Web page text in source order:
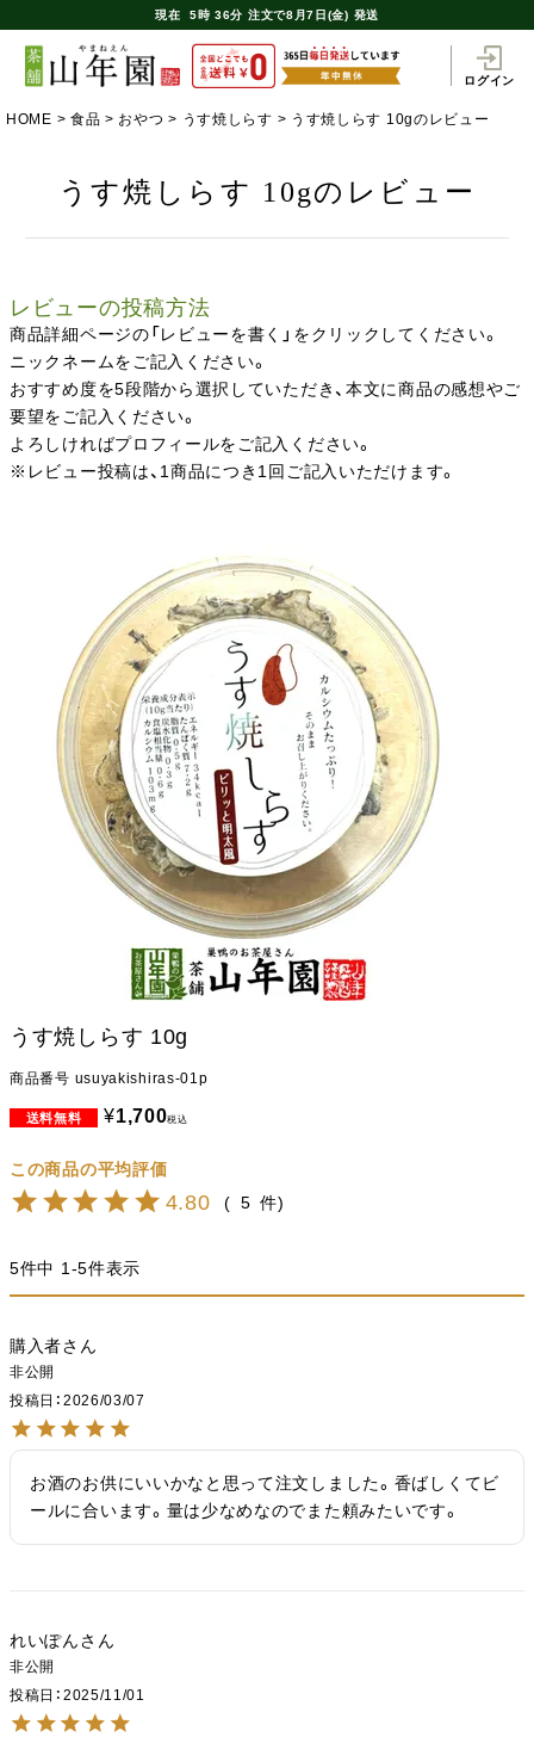
現在 5時 36分 注文で8月7日(金) 発送
ログイン
HOME 食品 おやつ うす焼しらす うす焼しらす 10gのレビュー
うす焼しらす 10gのレビュー
レビューの投稿方法
商品詳細ページの「レビューを書く」をクリックしてください。
ニックネームをご記入ください。
おすすめ度を5段階から選択していただき、本文に商品の感想やご
要望をご記入ください。
よろしければプロフィールをご記入ください。
※レビュー投稿は、1商品につき1回ご記入いただけます。
うす焼しらす 10g
商品番号 usuyakishiras-01p
¥1,700税込
4.80 5
5件中 1-5件表示
購入者
非公開
投稿日
2026/03/07
お酒のお供にいいかなと思って注文しました。香ばしくてビ
ールに合います。量は少なめなのでまた頼みたいです。
れいぽん
非公開
投稿日
2025/11/01